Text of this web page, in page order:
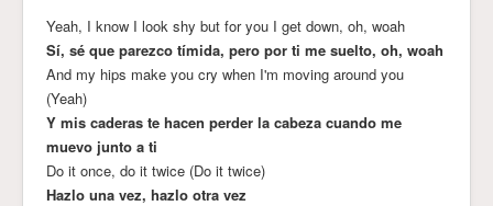
Yeah, I know I look shy but for you I get down, oh, woah
Sí, sé que parezco tímida, pero por ti me suelto, oh, woah
And my hips make you cry when I'm moving around you
(Yeah)
Y mis caderas te hacen perder la cabeza cuando me
muevo junto a ti
Do it once, do it twice (Do it twice)
Hazlo una vez, hazlo otra vez